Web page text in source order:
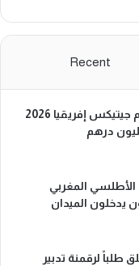
Recent
مراكش تستعد لتنظيم جيتيكس إفريقيا 2026
المغربي
يدخلون الميدان
طلباً لرقمنة تدبير